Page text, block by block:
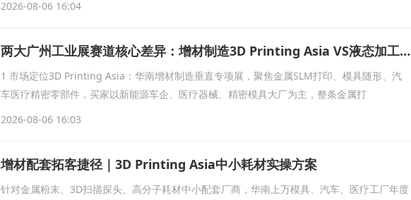
2026-08-06 16:04
两大广州工业展赛道核心差异：增材制造3D Printing Asia VS液态加工BLFAasia
1 市场定位3D Printing Asia：华南增材制造垂直专项展，聚焦金属SLM打印、模具随形、汽
车医疗精密零部件，买家以新能源车企、医疗器械、精密模具大厂为主，整条金属打
2026-08-06 16:03
增材配套拓客捷径｜3D Printing Asia中小耗材实操方案
针对金属粉末、3D扫描探头、高分子耗材中小配套厂商，华南上万模具、汽车、医疗工厂年度